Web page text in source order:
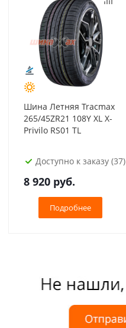
Шина Летняя Tracmax
265/45ZR21 108Y XL X-
Privilo RS01 TL
Доступно к заказу (37)
8 920 руб.
Подробнее